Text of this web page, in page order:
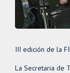
III edición de la
La Secretaria de